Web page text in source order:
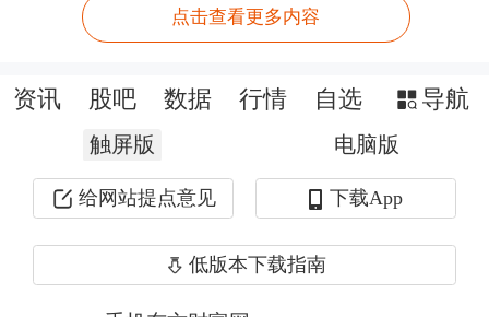
“专业健康险公司过去并没有专属的产
品，这个新政策给到符合要求的专业健
康险公司，也是希望健康险公司能把服
务做深，把保障和服务深度融合起
来。”上述总精算师认为，如果健康管
理服务只有一点点的占比，也很难达到
点击查看更多内容
资讯 股吧 数据 行情 自选 导航
触屏版 电脑版
给网站提点意见 下载App
低版本下载指南